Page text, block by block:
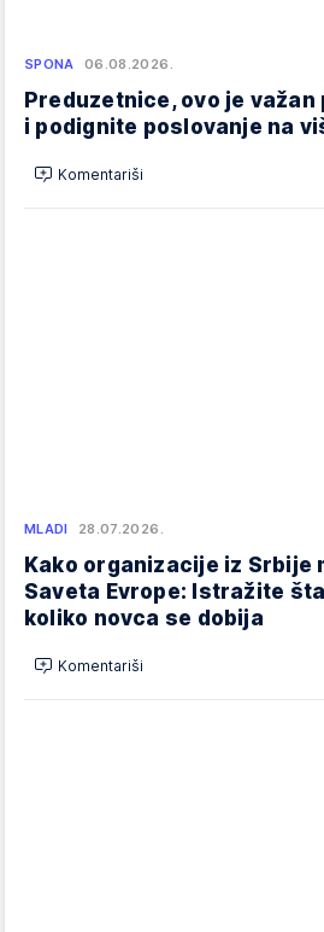
SPONA 06.08.2026.
Preduzetnice, ovo je
i podignite poslovanje na
Komentariši
MLADI 28.07.2026.
Kako organizacije iz Srbije
Saveta Evrope: Istražite
koliko novca se dobija
Komentariši